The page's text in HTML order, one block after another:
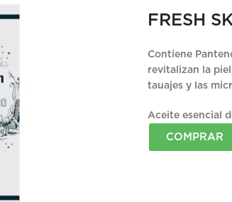
FRESH
Contiene
revitalizan la
tauajes y las
Aceite esencial
COMPRAR